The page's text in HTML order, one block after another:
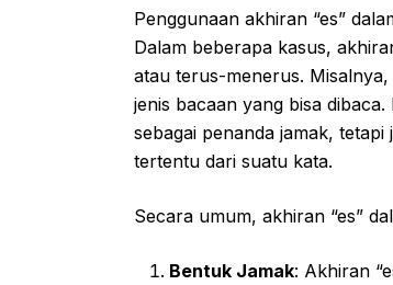
Penggunaan akhiran “es”
Dalam beberapa kasus,
atau terus-menerus. Misalnya,
jenis bacaan yang bisa
sebagai penanda jamak,
tertentu dari suatu kata.
Secara umum, akhiran “es”
Bentuk Jamak: Akhiran